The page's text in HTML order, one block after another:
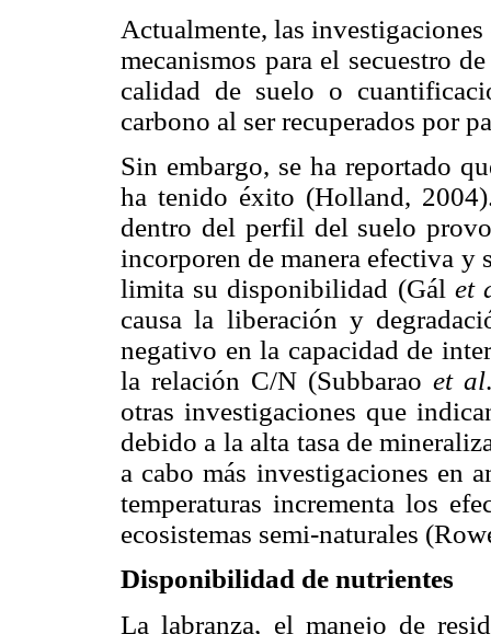
Actualmente, las
mecanismos para el secuestro
calidad de suelo o
carbono al ser recuperados por
Sin embargo, se ha reportado
ha tenido éxito (Holland,
dentro del perfil del suelo
incorporen de manera efectiva y
limita su disponibilidad (Gál et
causa la liberación y
negativo en la capacidad de
la relación C/N (Subbarao et al
otras investigaciones que
debido a la alta tasa de
a cabo más investigaciones en
temperaturas incrementa los
ecosistemas semi-naturales
Disponibilidad de nutrientes
La labranza, el manejo de